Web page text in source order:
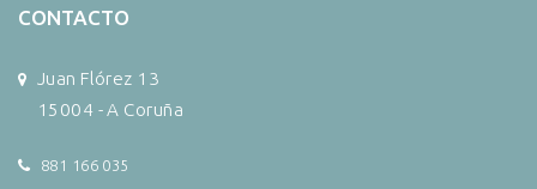
CONTACTO
Juan Flórez 13
15004 - A Coruña
881 166 035